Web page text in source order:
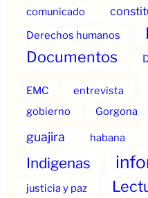
comunicado
Derechos humanos
Documentos
EMC entrevista
gobierno
Gorgona
guajira habana
Indigenas
justicia y paz